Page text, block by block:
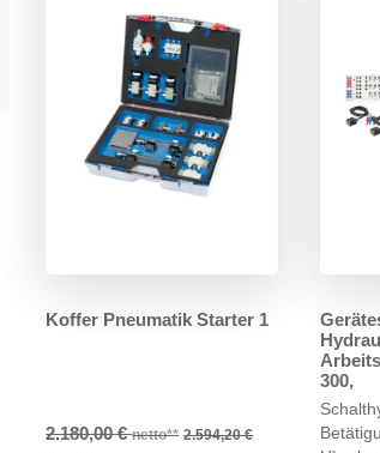
Koffer Pneumatik Starter 1
2.180,00 €netto** 2.594,20 €
300,